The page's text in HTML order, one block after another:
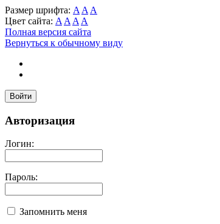
Размер шрифта: A A A
Цвет сайта: A A A A
Полная версия сайта
Вернуться к обычному виду
Войти
Авторизация
Логин:
Пароль:
Запомнить меня